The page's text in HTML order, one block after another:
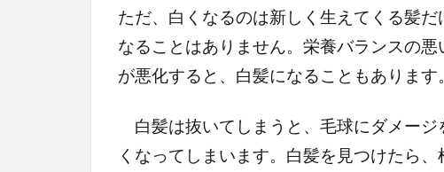
ただ、白くなるのは新しく生えてくる髪
なることはありません。栄養バランスの
が悪化すると、白髪になることもあります。
白髪は抜いてしまうと、毛球にダメー
くなってしまいます。白髪を見つけたら